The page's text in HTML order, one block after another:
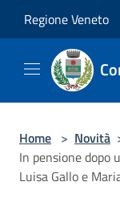
Regione Veneto
Home > Novità
In pensione dopo
Luisa Gallo e